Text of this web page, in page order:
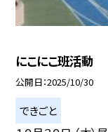
にこにこ班活動
公開日 2025/10/30
できごと